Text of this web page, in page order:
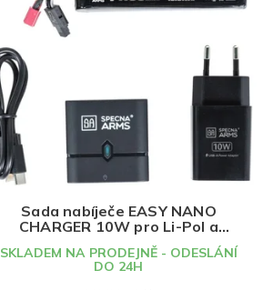
Sada nabíječe EASY NANO
CHARGER 10W pro Li-Pol a
akumulátor Li-Pol 11,1V
1100mAh 25C T-Dean, Specna
Arms
SKLADEM NA PRODEJNĚ - ODESLÁNÍ
DO 24H